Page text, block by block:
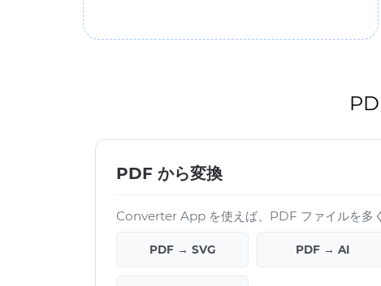
PDF から変換
Converter App を使えば、PDF ファイルを多
PDF → SVG PDF → AI